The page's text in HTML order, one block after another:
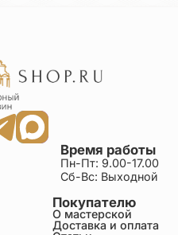
Покупателю
О мастерской
Доставка и оплата
Время работы
Пн-Пт: 9.00-17.00
Сб-Вс: Выходной